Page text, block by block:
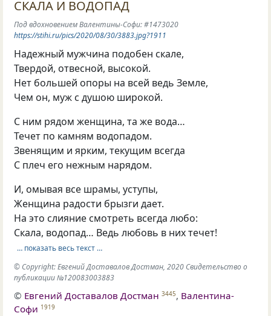
СКАЛА И ВОДОПАД
Под вдохновением Валентины-Софи: #1473020
https://stihi.ru/pics/2020/08/30/3883.jpg?1911
Надежный мужчина подобен скале,
Твердой, отвесной, высокой.
Нет большей опоры на всей ведь Земле,
Чем он, муж с душою широкой.
С ним рядом женщина, та же вода…
Течет по камням водопадом.
Звенящим и ярким, текущим всегда
С плеч его нежным нарядом.
И, омывая все шрамы, уступы,
Женщина радости брызги дает.
На это слияние смотреть всегда любо:
Скала, водопад… Ведь любовь в них течет!
… показать весь текст …
© Copyright: Евгений Доставалов Достман, 2020 Свидетельство о
публикации №120083003883
© Евгений Доставалов Достман 3445, Валентина-
Софи 1919